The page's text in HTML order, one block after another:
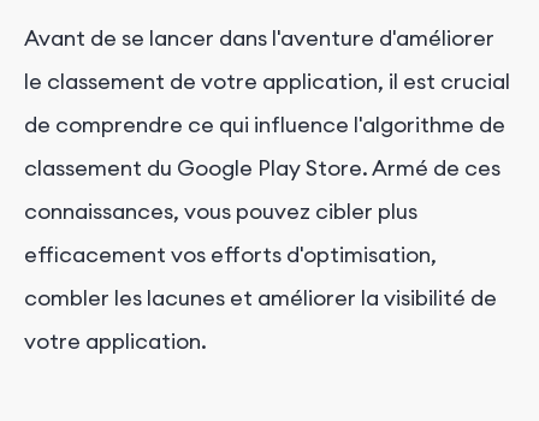
Avant de se lancer dans l'aventure d'améliorer
le classement de votre application, il est crucial
de comprendre ce qui influence l'algorithme de
classement du Google Play Store. Armé de ces
connaissances, vous pouvez cibler plus
efficacement vos efforts d'optimisation,
combler les lacunes et améliorer la visibilité de
votre application.